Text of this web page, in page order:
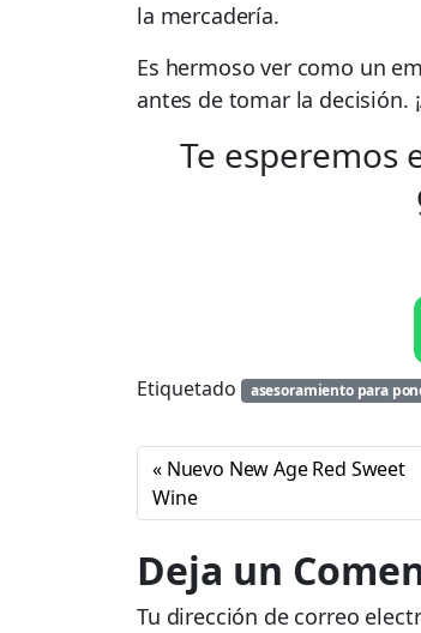
la mercadería.
Es hermoso ver como un
antes de tomar la decisión.
Te esperemos
Etiquetado asesoramiento para
Nuevo New Age Red Sweet
Wine
Deja un
Tu dirección de correo